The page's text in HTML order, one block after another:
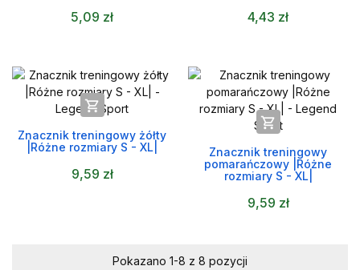
5,09 zł 4,43 zł

Znacznik treningowy żółty
|Różne rozmiary S - XL|
9,59 zł

Znacznik treningowy
pomarańczowy |Różne
rozmiary S - XL|
9,59 zł
Pokazano 1-8 z 8 pozycji